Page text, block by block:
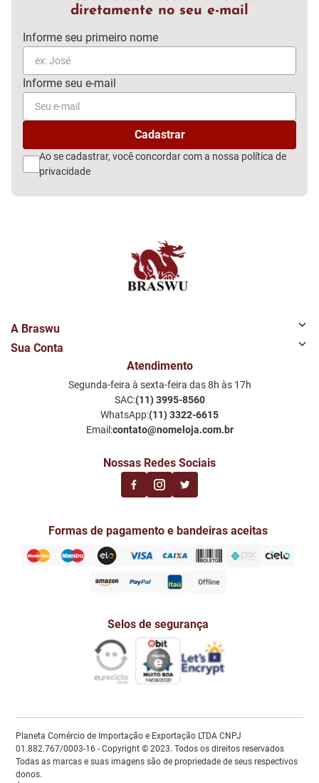
diretamente no seu e-mail
Ao se cadastrar, você concordar com a nossa política de
privacidade
A Braswu
Quem Somos
Perguntas Frequentes
Política de Privacidade LGPD
Sua Conta
Meus Favoritos
Notificações por email
Atendimento
Segunda-feira à sexta-feira das 8h às 17h
SAC:(11) 3995-8560
WhatsApp:(11) 3322-6615
Email:contato@nomeloja.com.br
Nossas Redes Sociais
Formas de pagamento e bandeiras aceitas
Selos de segurança
Planeta Comércio de Importação e Exportação LTDA CNPJ
01.882.767/0003-16 - Copyright © 2023. Todos os direitos reservados
Todas as marcas e suas imagens são de propriedade de seus respectivos
donos.